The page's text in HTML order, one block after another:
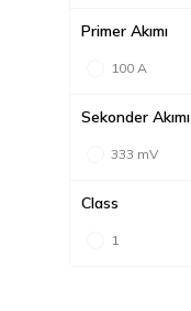
Primer Akımı
100 A
Sekonder Akımı
333 mV
Class
1